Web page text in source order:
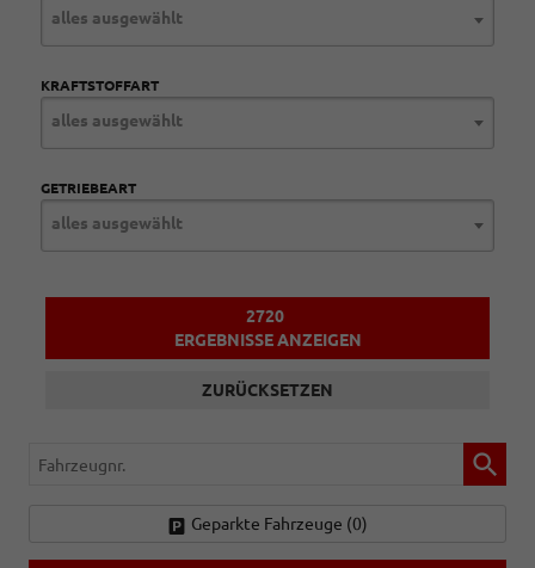
alles ausgewählt
KRAFTSTOFFART
alles ausgewählt
GETRIEBEART
alles ausgewählt
2720
ERGEBNISSE ANZEIGEN
ZURÜCKSETZEN
Fahrzeugnr.
Geparkte Fahrzeuge (0)